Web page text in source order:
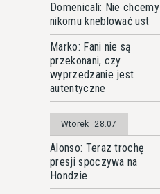
Domenicali: Nie chcemy
nikomu kneblować ust
Marko: Fani nie są
przekonani, czy
wyprzedzanie jest
autentyczne
Wtorek 28.07
Alonso: Teraz trochę
presji spoczywa na
Hondzie